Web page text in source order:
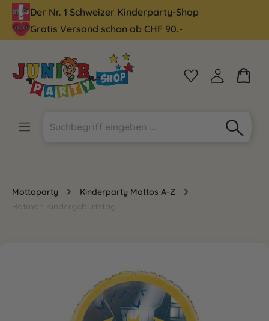
springen
Der Nr. 1 Schweizer Kinderparty-Shop
Gratis Versand schon ab CHF 90.-
Mottoparty
Kinderparty Mottos A-Z
Batman Kindergeburtstag
Bildergalerie überspringen